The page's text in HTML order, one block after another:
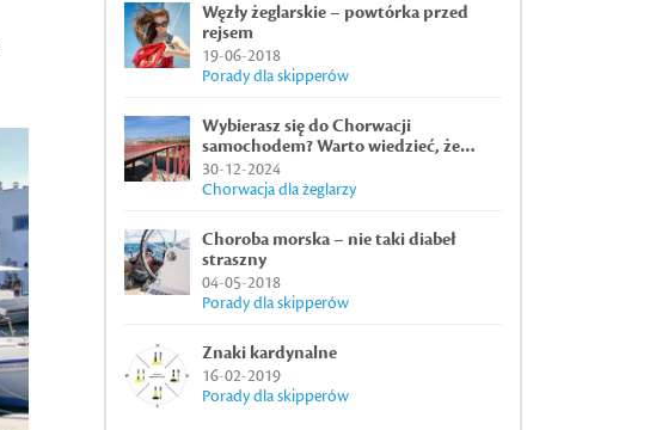
Węzły żeglarskie – powtórka przed
rejsem
19-06-2018
Porady dla skipperów
Wybierasz się do Chorwacji
samochodem? Warto wiedzieć, że…
30-12-2024
Chorwacja dla żeglarzy
Choroba morska – nie taki diabeł
straszny
04-05-2018
Porady dla skipperów
Znaki kardynalne
16-02-2019
Porady dla skipperów